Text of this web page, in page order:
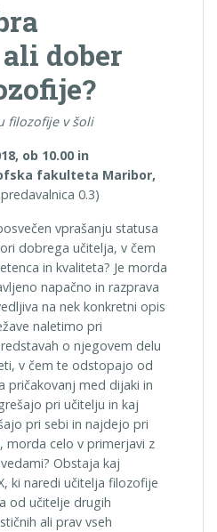
dober
filozofije v šoli
ob 10.00 in
fakulteta Maribor,
0.3)
vprašanju statusa
dobrega učitelja, v čem
in kvaliteta? Je morda
napačno in razprava
na nek konkretni opis
naletimo pri
o njegovem delu
v čem te odstopajo od
pričakovanj med dijaki in
pri učitelju in kaj
pri sebi in najdejo pri
morda celo v primerjavi z
Obstaja kaj
ki naredi učitelja filozofije
od učitelje drugih
ali prav vseh